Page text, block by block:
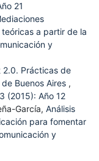
21
a partir de la
y
2.0. Prácticas de
Buenos Aires ,
(2015): Año 12
García, Análisis
para fomentar
y